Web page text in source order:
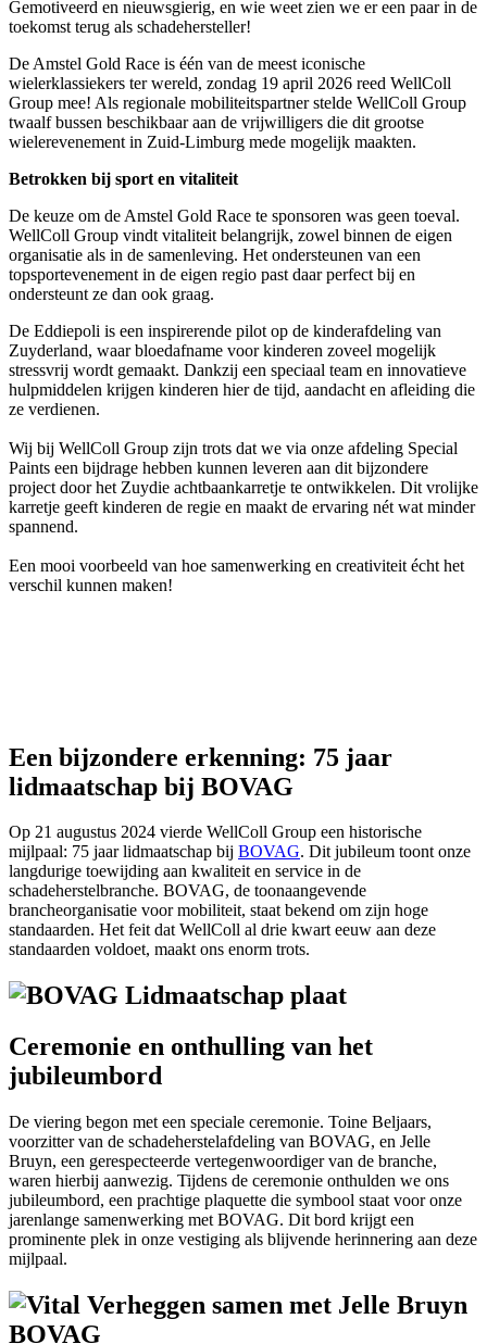
Gemotiveerd en nieuwsgierig, en wie weet zien we er een paar in de
toekomst terug als schadehersteller!
De Amstel Gold Race is één van de meest iconische
wielerklassiekers ter wereld, zondag 19 april 2026 reed WellColl
Group mee! Als regionale mobiliteitspartner stelde WellColl Group
twaalf bussen beschikbaar aan de vrijwilligers die dit grootse
wielerevenement in Zuid-Limburg mede mogelijk maakten.
Betrokken bij sport en vitaliteit
De keuze om de Amstel Gold Race te sponsoren was geen toeval.
WellColl Group vindt vitaliteit belangrijk, zowel binnen de eigen
organisatie als in de samenleving. Het ondersteunen van een
topsportevenement in de eigen regio past daar perfect bij en
ondersteunt ze dan ook graag.
De Eddiepoli is een inspirerende pilot op de kinderafdeling van
Zuyderland, waar bloedafname voor kinderen zoveel mogelijk
stressvrij wordt gemaakt. Dankzij een speciaal team en innovatieve
hulpmiddelen krijgen kinderen hier de tijd, aandacht en afleiding die
ze verdienen.
Wij bij WellColl Group zijn trots dat we via onze afdeling Special
Paints een bijdrage hebben kunnen leveren aan dit bijzondere
project door het Zuydie achtbaankarretje te ontwikkelen. Dit vrolijke
karretje geeft kinderen de regie en maakt de ervaring nét wat minder
spannend.
Een mooi voorbeeld van hoe samenwerking en creativiteit écht het
verschil kunnen maken!
Een bijzondere erkenning: 75 jaar
lidmaatschap bij BOVAG
Op 21 augustus 2024 vierde WellColl Group een historische
mijlpaal: 75 jaar lidmaatschap bij BOVAG. Dit jubileum toont onze
langdurige toewijding aan kwaliteit en service in de
schadeherstelbranche. BOVAG, de toonaangevende
brancheorganisatie voor mobiliteit, staat bekend om zijn hoge
standaarden. Het feit dat WellColl al drie kwart eeuw aan deze
standaarden voldoet, maakt ons enorm trots.
Ceremonie en onthulling van het
jubileumbord
De viering begon met een speciale ceremonie. Toine Beljaars,
voorzitter van de schadeherstelafdeling van BOVAG, en Jelle
Bruyn, een gerespecteerde vertegenwoordiger van de branche,
waren hierbij aanwezig. Tijdens de ceremonie onthulden we ons
jubileumbord, een prachtige plaquette die symbool staat voor onze
jarenlange samenwerking met BOVAG. Dit bord krijgt een
prominente plek in onze vestiging als blijvende herinnering aan deze
mijlpaal.